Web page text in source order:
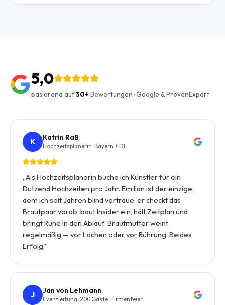
5,0
basierend auf30+ Bewertungen · Google & ProvenExpert
K Katrin Raß
Hochzeitsplanerin · Bayern + DE
„Als Hochzeitsplanerin buche ich Künstler für ein
Dutzend Hochzeiten pro Jahr. Emilian ist der einzige,
dem ich seit Jahren blind vertraue: er checkt das
Brautpaar vorab, baut Insider ein, hält Zeitplan und
bringt Ruhe in den Ablauf. Brautmutter weint
regelmäßig — vor Lachen oder vor Rührung. Beides
Erfolg."
J Jan von Lehmann
Eventleitung · 200 Gäste · Firmenfeier